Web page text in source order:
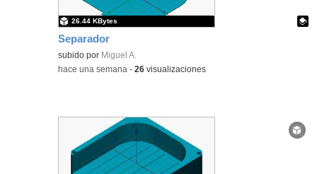
Separador
Contenido educativo.
subido por Miguel A.
26.44 KBytes
-hace una semana -26 visualizaciones